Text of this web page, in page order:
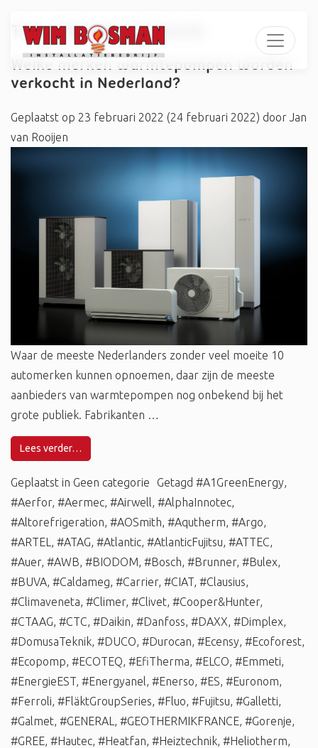
Tag:#DomusaTeknik
Welke merken warmtepompen worden
verkocht in Nederland?
Geplaatst op 23 februari 2022 (24 februari 2022) door Jan
van Rooijen
Waar de meeste Nederlanders zonder veel moeite 10
automerken kunnen opnoemen, daar zijn de meeste
aanbieders van warmtepompen nog onbekend bij het
grote publiek. Fabrikanten …
Lees verder…
Geplaatst in Geen categorie Getagd #A1GreenEnergy,
#Aerfor, #Aermec, #Airwell, #AlphaInnotec,
#Altorefrigeration, #AOSmith, #Aqutherm, #Argo,
#ARTEL , #ATAG, #Atlantic, #AtlanticFujitsu, #ATTEC,
#Auer, #AWB, #BIODOM, #Bosch, #Brunner, #Bulex,
#BUVA, #Caldameg, #Carrier, #CIAT, #Clausius,
#Climaveneta, #Climer, #Clivet, #Cooper&Hunter,
#CTAAG, #CTC, #Daikin, #Danfoss, #DAXX, #Dimplex,
#DomusaTeknik, #DUCO, #Durocan, #Ecensy, #Ecoforest,
#Ecopomp, #ECOTEQ, #EfiTherma, #ELCO, #Emmeti,
#EnergieEST, #Energyanel, #Enerso, #ES, #Euronom,
#Ferroli, #FläktGroupSeries, #Fluo, #Fujitsu, #Galletti,
#Galmet, #GENERAL , #GEOTHERMIKFRANCE, #Gorenje,
#GREE, #Hautec, #Heatfan, #Heiztechnik, #Heliotherm,